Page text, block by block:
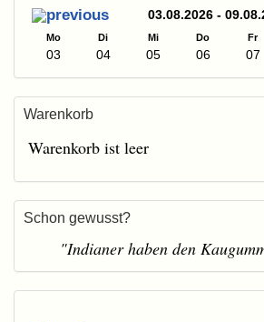
03.08.2026 -
Mo Di Mi Do Fr
03 04 05 06 07
Warenkorb
Warenkorb ist leer
Schon gewusst?
"Indianer haben den